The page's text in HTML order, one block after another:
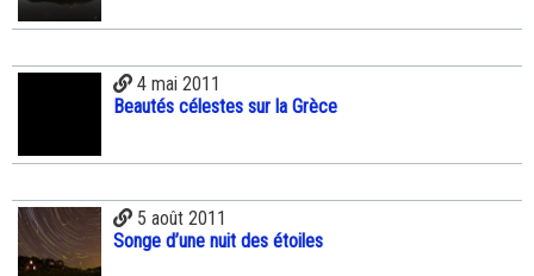
4 mai 2011
Beautés célestes sur la Grèce
5 août 2011
Songe d’une nuit des étoiles